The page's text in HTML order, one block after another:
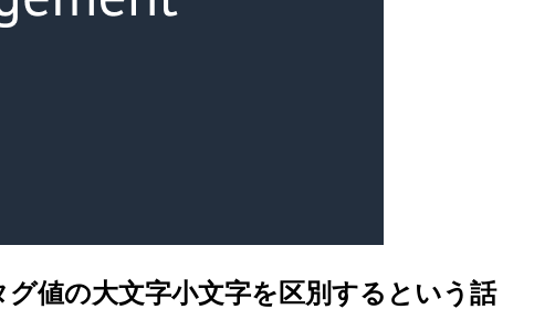
値の大文字小文字を区別するという話